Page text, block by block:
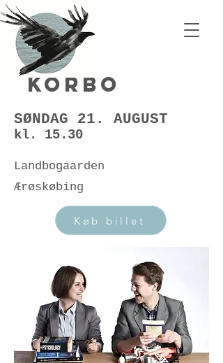
Korbo
SØNDAG 21. AUGUST
kl. 15.30
Landbogaarden
Ærøskøbing
Køb billet